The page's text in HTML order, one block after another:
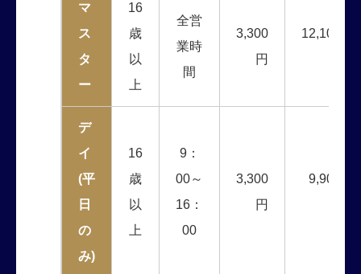
マ
ス
タ
ー
16
歳
以
上
全営
業時
間
3,300
円
12,100
デ
イ
(平
日
の
み)
16
歳
以
上
9：
00～
16：
00
3,300
円
9,900